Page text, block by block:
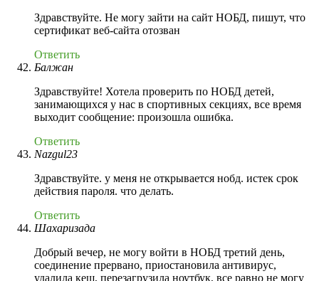
Здравствуйте. Не могу зайти на сайт НОБД, пишут, что
сертификат веб-сайта отозван
Ответить
Балжан
Здравствуйте! Хотела проверить по НОБД детей,
занимающихся у нас в спортивных секциях, все время
выходит сообщение: произошла ошибка.
Ответить
Nazgul23
Здравствуйте. у меня не открывается нобд. истек срок
действия пароля. что делать.
Ответить
Шахаризада
Добрый вечер, не могу войти в НОБД третий день,
соединение прервано, приостановила антивирус,
удалила кеш, перезагрузила ноутбук, все равно не могу